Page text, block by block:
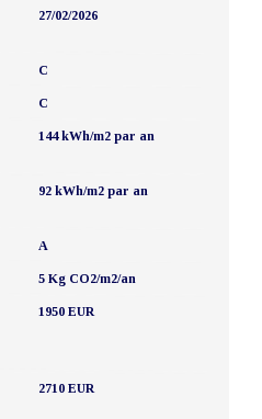
27/02/2026
C
C
144 kWh/m2 par an
92 kWh/m2 par an
A
5 Kg CO2/m2/an
1950 EUR
2710 EUR